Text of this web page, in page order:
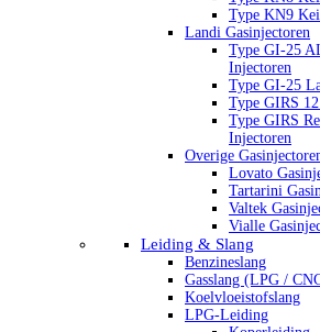
Type KN9
Landi Gasinjectoren
Type GI-25
Injectoren
Type GI-25
Type GIRS
Type GIRS
Injectoren
Overige
Lovato
Tartarini
Valtek
Vialle
Leiding & Slang
Benzineslang
Gasslang (LPG /
Koelvloeistofslang
LPG-Leiding